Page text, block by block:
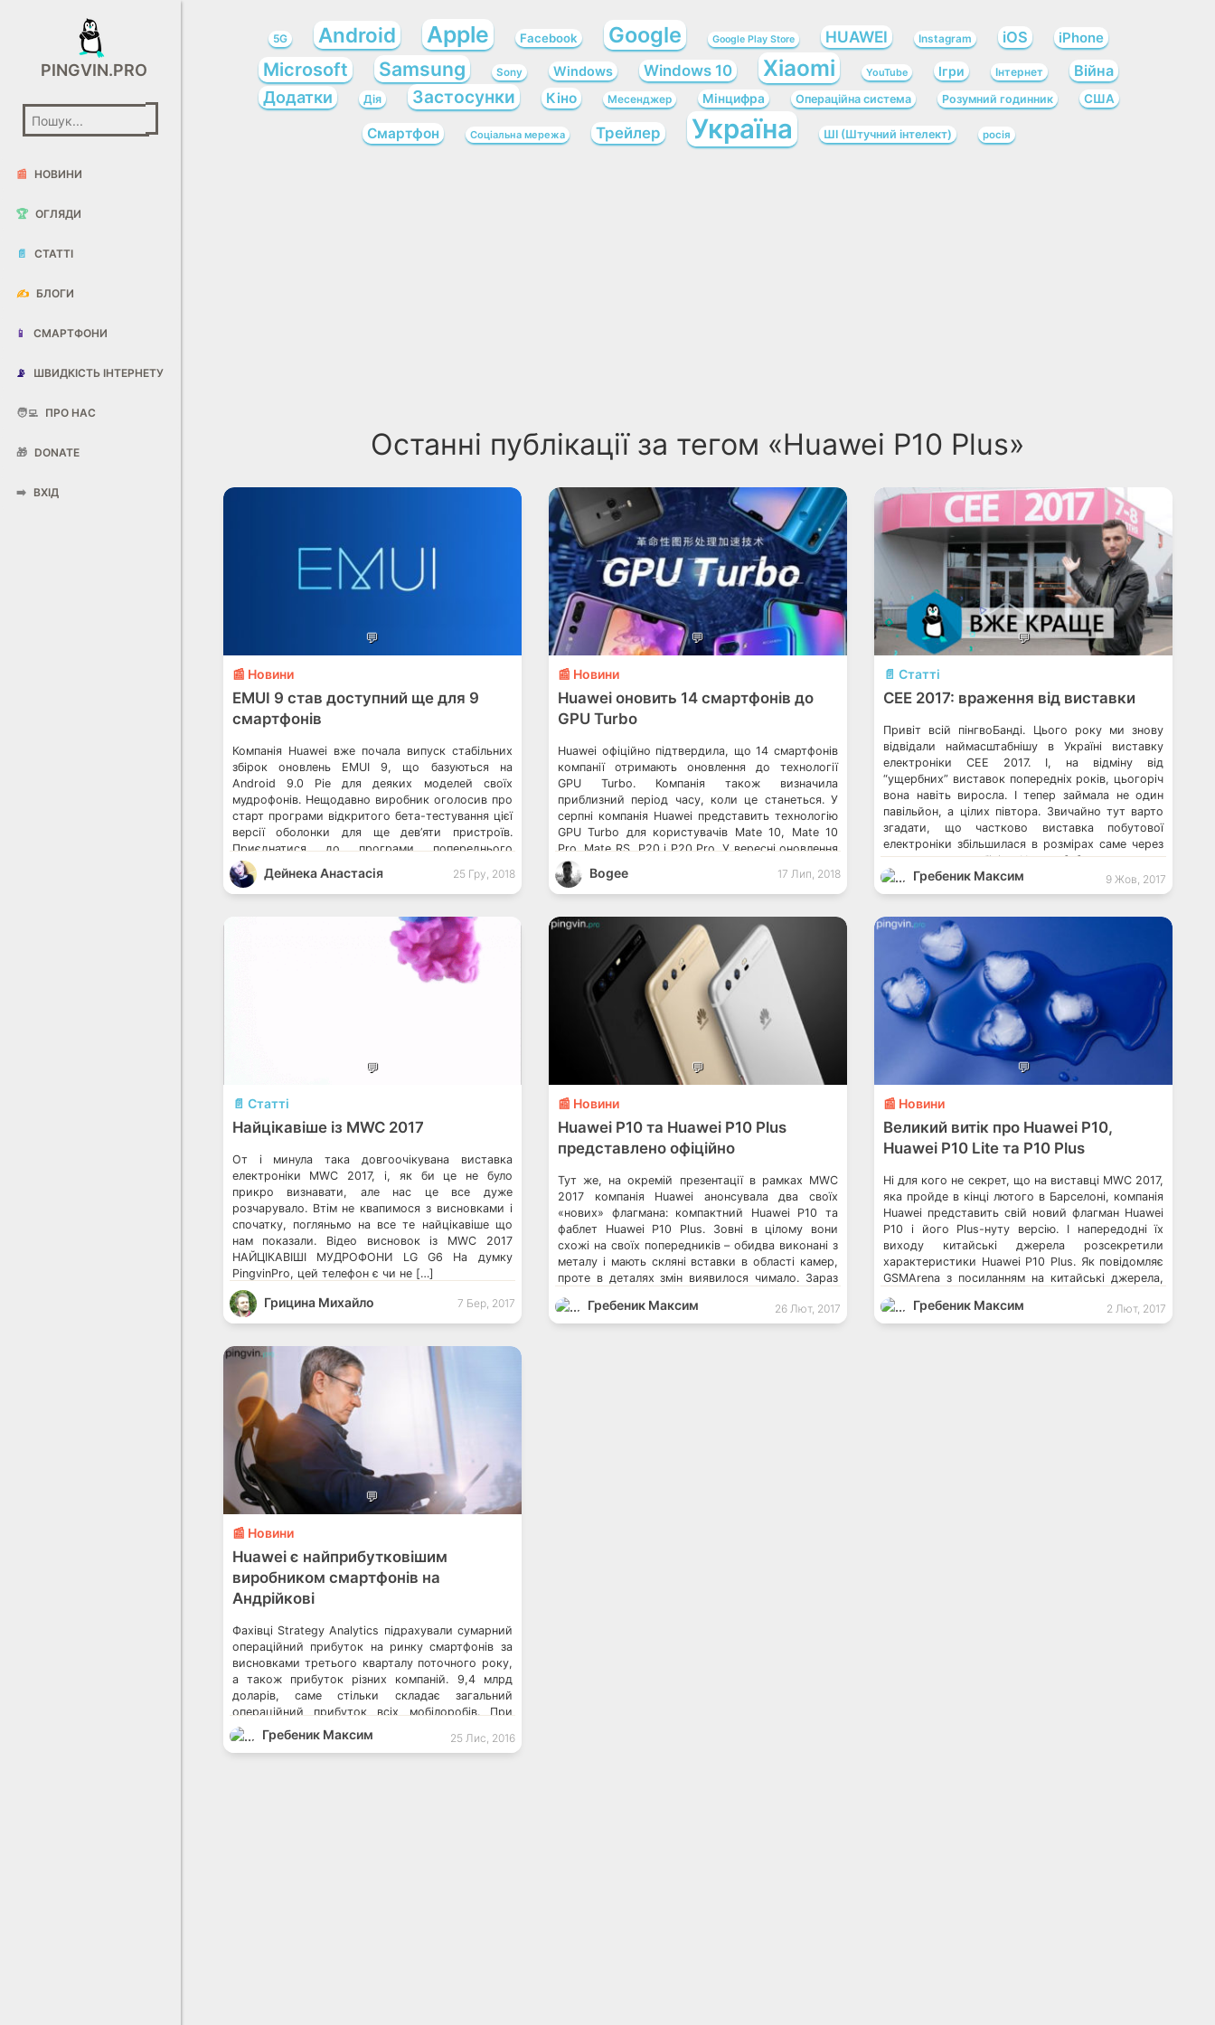
PINGVIN.PRO
📰 НОВИНИ
🏆 ОГЛЯДИ
📄 СТАТТІ
✍️ БЛОГИ
📱 СМАРТФОНИ
📡 ШВИДКІСТЬ ІНТЕРНЕТУ
🧑‍💻 ПРО НАС
🎁 DONATE
➡️ ВХІД
5G Android Apple Facebook Google Google Play Store HUAWEI Instagram iOS iPhone
Microsoft Samsung Sony Windows Windows 10 Xiaomi YouTube Ігри Інтернет Війна
Додатки Дія Застосунки Кіно Месенджер Мінцифра Операційна система Розумний годинник США
Смартфон Соціальна мережа Трейлер Україна ШІ (Штучний інтелект) росія
Останні публікації за тегом «Huawei P10 Plus»
💬
📰 Новини
EMUI 9 став доступний ще для 9
смартфонів
Компанія Huawei вже почала випуск стабільних
збірок оновлень EMUI 9, що базуються на
Android 9.0 Pie для деяких моделей своїх
мудрофонів. Нещодавно виробник оголосив про
старт програми відкритого бета-тестування цієї
версії оболонки для ще дев’яти пристроїв.
Приєднатися до програми попереднього
тестування оновлення та встановити бета-
версію прошивки з новою версією оболонки
зможуть власники наступних моделей
Дейнека Анастасiя 25 Гру, 2018
💬
📰 Новини
Huawei оновить 14 смартфонів до
GPU Turbo
Huawei офіційно підтвердила, що 14 смартфонів
компанії отримають оновлення до технології
GPU Turbo. Компанія також визначила
приблизний період часу, коли це станеться. У
серпні компанія Huawei представить технологію
GPU Turbo для користувачів Mate 10, Mate 10
Pro, Mate RS, P20 і P20 Pro. У вересні оновлення
GPU Turbo з’являться на всіх Mate 10 Lite, Nova
[…]
Bogee 17 Лип, 2018
💬
📄 Статті
СЕЕ 2017: враження від виставки
Привіт всій пінгвоБанді. Цього року ми знову
відвідали наймасштабнішу в Україні виставку
електроніки СЕЕ 2017. І, на відміну від
“ущербних” виставок попередніх років, цьогоріч
вона навіть виросла. І тепер займала не один
павільйон, а цілих півтора. Звичайно тут варто
згадати, що частково виставка побутової
електроніки збільшилася в розмірах саме через
показ тут автомобілів… Ну так, […]
Гребеник Максим 9 Жов, 2017
💬
📄 Статті
Найцікавіше із MWC 2017
От і минула така довгоочікувана виставка
електроніки MWC 2017, і, як би це не було
прикро визнавати, але нас це все дуже
розчарувало. Втім не квапимося з висновками і
спочатку, погляньмо на все те найцікавіше що
нам показали. Відео висновок із MWC 2017
НАЙЦІКАВІШІ МУДРОФОНИ LG G6 На думку
PingvinPro, цей телефон є чи не […]
Грицина Михайло 7 Бер, 2017
💬
📰 Новини
Huawei P10 та Huawei P10 Plus
представлено офіційно
Тут же, на окремій презентації в рамках MWC
2017 компанія Huawei анонсувала два своїх
«нових» флагмана: компактний Huawei P10 та
фаблет Huawei P10 Plus. Зовні в цілому вони
схожі на своїх попередників – обидва виконані з
металу і мають скляні вставки в області камер,
проте в деталях змін виявилося чимало. Зараз
Гребеник Максим 26 Лют, 2017
💬
📰 Новини
Великий витік про Huawei P10,
Huawei P10 Lite та P10 Plus
Ні для кого не секрет, що на виставці MWC 2017,
яка пройде в кінці лютого в Барселоні, компанія
Huawei представить свій новий флагман Huawei
P10 і його Plus-нуту версію. І напередодні їх
виходу китайські джерела розсекретили
характеристики Huawei P10 Plus. Як повідомляє
GSMArena з посиланням на китайські джерела,
[…]
Гребеник Максим 2 Лют, 2017
💬
📰 Новини
Huawei є найприбутковішим
виробником смартфонів на
Андрійкові
Фахівці Strategy Analytics підрахували сумарний
операційний прибуток на ринку смартфонів за
висновками третього кварталу поточного року,
а також прибуток різних компаній. 9,4 млрд
доларів, саме стільки складає загальний
операційний прибуток всіх мобілоробів. При
цьому 8,5 млрд доларів або ж 91% припали на
Apple. (Йой – Що ще раз доводить, що яБлучна
Гребеник Максим 25 Лис, 2016